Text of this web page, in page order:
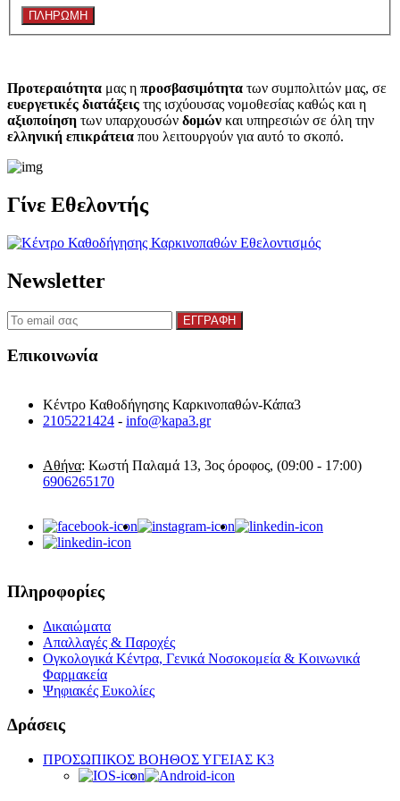
Προτεραιότητα μας η προσβασιμότητα των συμπολιτών μας, σε
ευεργετικές διατάξεις της ισχύουσας νομοθεσίας καθώς και η
αξιοποίηση των υπαρχουσών δομών και υπηρεσιών σε όλη την
ελληνική επικράτεια που λειτουργούν για αυτό το σκοπό.​
Γίνε Εθελοντής
Newsletter
Επικοινωνία
Κέντρο Καθοδήγησης Καρκινοπαθών-Κάπα3
2105221424 - info@kapa3.gr
Αθήνα: Κωστή Παλαμά 13, 3ος όροφος, (09:00 - 17:00)
6906265170
Πληροφορίες
Δικαιώματα
Απαλλαγές & Παροχές
Ογκολογικά Κέντρα, Γενικά Νοσοκομεία & Κοινωνικά
Φαρμακεία
Ψηφιακές Ευκολίες
Δράσεις
ΠΡΟΣΩΠΙΚΟΣ ΒΟΗΘΟΣ ΥΓΕΙΑΣ K3